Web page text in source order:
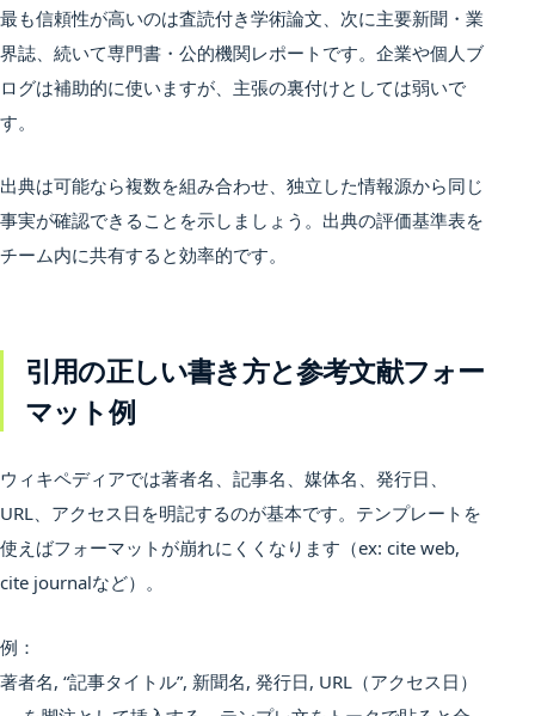
最も信頼性が高いのは査読付き学術論文、次に主要新聞・業
界誌、続いて専門書・公的機関レポートです。企業や個人ブ
ログは補助的に使いますが、主張の裏付けとしては弱いで
す。
出典は可能なら複数を組み合わせ、独立した情報源から同じ
事実が確認できることを示しましょう。出典の評価基準表を
チーム内に共有すると効率的です。
引用の正しい書き方と参考文献フォー
マット例
ウィキペディアでは著者名、記事名、媒体名、発行日、
URL、アクセス日を明記するのが基本です。テンプレートを
使えばフォーマットが崩れにくくなります（ex: cite web,
cite journalなど）。
例：
著者名, “記事タイトル”, 新聞名, 発行日, URL（アクセス日）